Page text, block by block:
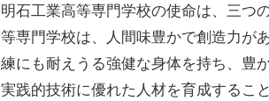
明石工業高等専門学校の使命は、三つ
等専門学校は、人間味豊かで創造力が
練にも耐えうる強健な身体を持ち、豊
実践的技術に優れた人材を育成するこ